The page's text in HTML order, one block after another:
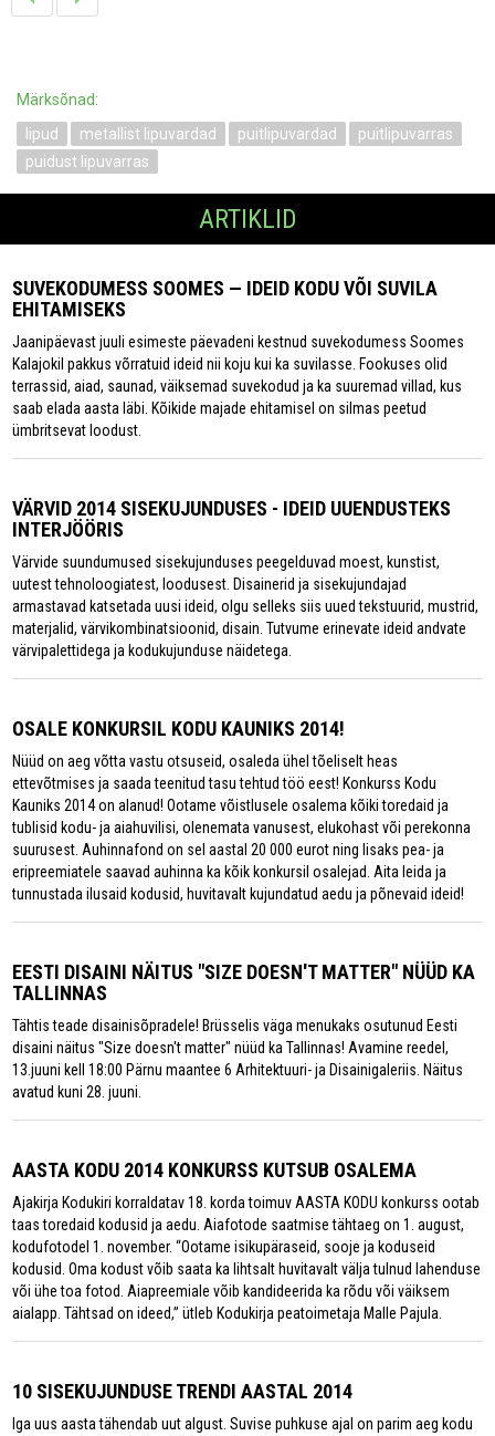
Märksõnad:
lipud
metallist lipuvardad puitlipuvardad
puitlipuvarras
puidust lipuvarras
ARTIKLID
SUVEKODUMESS SOOMES — IDEID KODU VÕI SUVILA
EHITAMISEKS
Jaanipäevast juuli esimeste päevadeni kestnud suvekodumess Soomes
Kalajokil pakkus võrratuid ideid nii koju kui ka suvilasse. Fookuses olid
terrassid, aiad, saunad, väiksemad suvekodud ja ka suuremad villad, kus
saab elada aasta läbi. Kõikide majade ehitamisel on silmas peetud
ümbritsevat loodust.
VÄRVID 2014 SISEKUJUNDUSES - IDEID UUENDUSTEKS
INTERJÖÖRIS
Värvide suundumused sisekujunduses peegelduvad moest, kunstist,
uutest tehnoloogiatest, loodusest. Disainerid ja sisekujundajad
armastavad katsetada uusi ideid, olgu selleks siis uued tekstuurid, mustrid,
materjalid, värvikombinatsioonid, disain. Tutvume erinevate ideid andvate
värvipalettidega ja kodukujunduse näidetega.
OSALE KONKURSIL KODU KAUNIKS 2014!
Nüüd on aeg võtta vastu otsuseid, osaleda ühel tõeliselt heas
ettevõtmises ja saada teenitud tasu tehtud töö eest! Konkurss Kodu
Kauniks 2014 on alanud! Ootame võistlusele osalema kõiki toredaid ja
tublisid kodu- ja aiahuvilisi, olenemata vanusest, elukohast või perekonna
suurusest. Auhinnafond on sel aastal 20 000 eurot ning lisaks pea- ja
eripreemiatele saavad auhinna ka kõik konkursil osalejad. Aita leida ja
tunnustada ilusaid kodusid, huvitavalt kujundatud aedu ja põnevaid ideid!
EESTI DISAINI NÄITUS "SIZE DOESN'T MATTER" NÜÜD KA
TALLINNAS
Tähtis teade disainisõpradele! Brüsselis väga menukaks osutunud Eesti
disaini näitus "Size doesn't matter" nüüd ka Tallinnas! Avamine reedel,
13.juuni kell 18:00 Pärnu maantee 6 Arhitektuuri- ja Disainigaleriis. Näitus
avatud kuni 28. juuni.
AASTA KODU 2014 KONKURSS KUTSUB OSALEMA
Ajakirja Kodukiri korraldatav 18. korda toimuv AASTA KODU konkurss ootab
taas toredaid kodusid ja aedu. Aiafotode saatmise tähtaeg on 1. august,
kodufotodel 1. november. “Ootame isikupäraseid, sooje ja koduseid
kodusid. Oma kodust võib saata ka lihtsalt huvitavalt välja tulnud lahenduse
või ühe toa fotod. Aiapreemiale võib kandideerida ka rõdu või väiksem
aialapp. Tähtsad on ideed,” ütleb Kodukirja peatoimetaja Malle Pajula.
10 SISEKUJUNDUSE TRENDI AASTAL 2014
Iga uus aasta tähendab uut algust. Suvise puhkuse ajal on parim aeg kodu